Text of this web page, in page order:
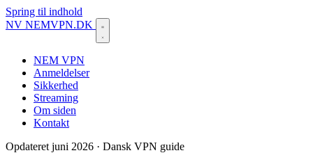
Spring til indhold
NV NEMVPN.DK
NEM VPN
Anmeldelser
Sikkerhed
Streaming
Om siden
Kontakt
Opdateret juni 2026 · Dansk VPN guide